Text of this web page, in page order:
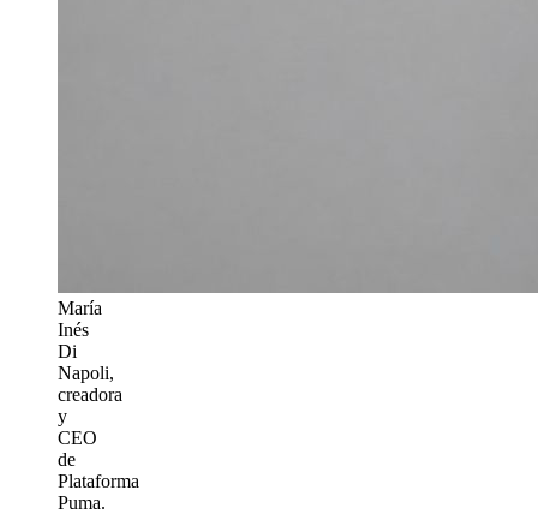
María
Inés
Di
Napoli,
creadora
y
CEO
de
Plataforma
Puma.